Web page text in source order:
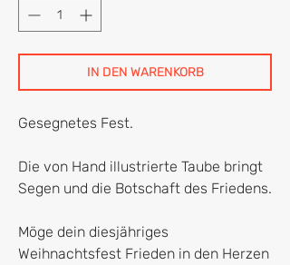
IN DEN WARENKORB
Gesegnetes Fest.
Die von Hand illustrierte Taube bringt
Segen und die Botschaft des Friedens.
Möge dein diesjähriges
Weihnachtsfest Frieden in den Herzen